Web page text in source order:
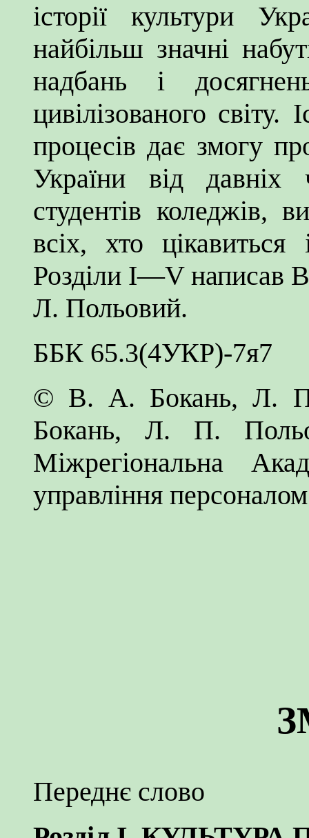
історії культури
найбільш значні
надбань і
цивілізованого світу.
процесів дає змогу
України від давніх
студентів коледжів,
всіх, хто цікавиться
Розділи I—V написав
Л. Польовий.
ББК 65.3(4УКР)-7я7
© В. А. Бокань, Л.
Бокань, Л. П.
Міжрегіональна
управління
Переднє слово